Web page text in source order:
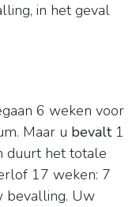
in het geval
6 weken voor
Maar u bevalt1
duurt het totale
17 weken: 7
bevalling. Uw